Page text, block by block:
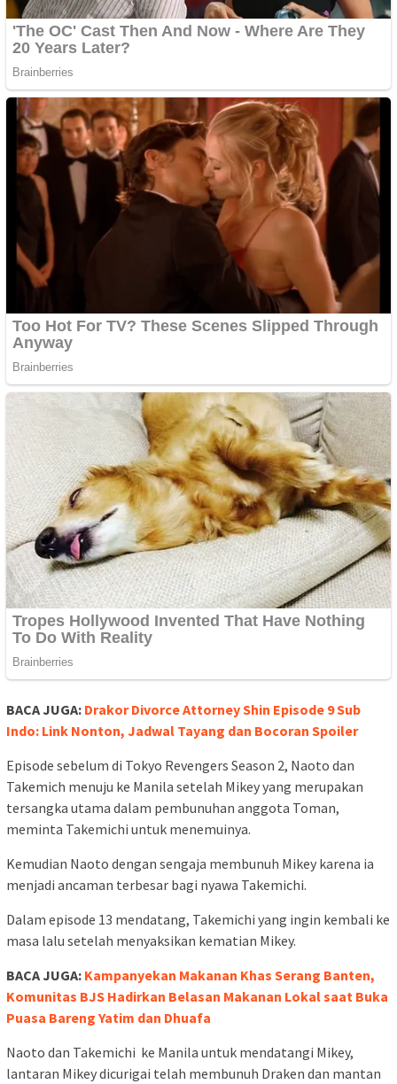
BACA JUGA: Drakor Divorce Attorney Shin Episode 9 Sub
Indo: Link Nonton, Jadwal Tayang dan Bocoran Spoiler
Episode sebelum di Tokyo Revengers Season 2, Naoto dan
Takemich menuju ke Manila setelah Mikey yang merupakan
tersangka utama dalam pembunuhan anggota Toman,
meminta Takemichi untuk menemuinya.
Kemudian Naoto dengan sengaja membunuh Mikey karena ia
menjadi ancaman terbesar bagi nyawa Takemichi.
Dalam episode 13 mendatang, Takemichi yang ingin kembali ke
masa lalu setelah menyaksikan kematian Mikey.
BACA JUGA: Kampanyekan Makanan Khas Serang Banten,
Komunitas BJS Hadirkan Belasan Makanan Lokal saat Buka
Puasa Bareng Yatim dan Dhuafa
Naoto dan Takemichi ke Manila untuk mendatangi Mikey,
lantaran Mikey dicurigai telah membunuh Draken dan mantan